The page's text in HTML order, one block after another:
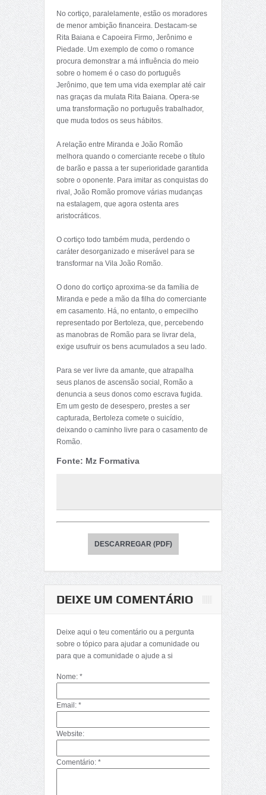
No cortiço, paralelamente, estão os moradores
de menor ambição financeira. Destacam-se
Rita Baiana e Capoeira Firmo, Jerônimo e
Piedade. Um exemplo de como o romance
procura demonstrar a má influência do meio
sobre o homem é o caso do português
Jerônimo, que tem uma vida exemplar até cair
nas graças da mulata Rita Baiana. Opera-se
uma transformação no português trabalhador,
que muda todos os seus hábitos.
A relação entre Miranda e João Romão
melhora quando o comerciante recebe o título
de barão e passa a ter superioridade garantida
sobre o oponente. Para imitar as conquistas do
rival, João Romão promove várias mudanças
na estalagem, que agora ostenta ares
aristocráticos.
O cortiço todo também muda, perdendo o
caráter desorganizado e miserável para se
transformar na Vila João Romão.
O dono do cortiço aproxima-se da família de
Miranda e pede a mão da filha do comerciante
em casamento. Há, no entanto, o empecilho
representado por Bertoleza, que, percebendo
as manobras de Romão para se livrar dela,
exige usufruir os bens acumulados a seu lado.
Para se ver livre da amante, que atrapalha
seus planos de ascensão social, Romão a
denuncia a seus donos como escrava fugida.
Em um gesto de desespero, prestes a ser
capturada, Bertoleza comete o suicídio,
deixando o caminho livre para o casamento de
Romão.
Fonte: Mz Formativa
DESCARREGAR (PDF)
DEIXE UM COMENTÁRIO
Deixe aqui o teu comentário ou a pergunta
sobre o tópico para ajudar a comunidade ou
para que a comunidade o ajude a si
Nome: *
Email: *
Website:
Comentário: *